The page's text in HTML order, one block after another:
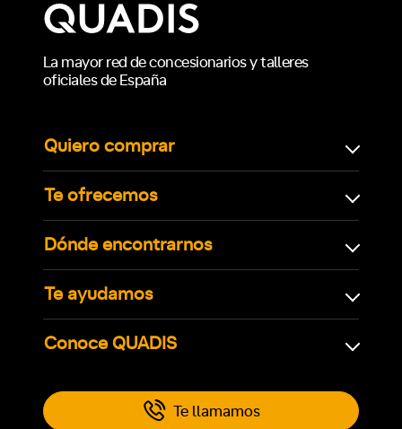
La mayor red de concesionarios y talleres
oficiales de España
Quiero comprar
Te ofrecemos
Dónde encontrarnos
Te ayudamos
Conoce QUADIS
Te llamamos